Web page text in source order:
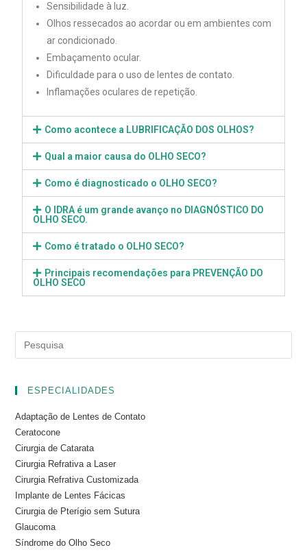
Sensibilidade à luz.
Olhos ressecados ao acordar ou em ambientes com
ar condicionado.
Embaçamento ocular.
Dificuldade para o uso de lentes de contato.
Inflamações oculares de repetição.
Como acontece a LUBRIFICAÇÃO DOS OLHOS?
Qual a maior causa do OLHO SECO?
Como é diagnosticado o OLHO SECO?
O IDRA é um grande avanço no DIAGNÓSTICO DO
OLHO SECO.
Como é tratado o OLHO SECO?
Principais recomendações para PREVENÇÃO DO
OLHO SECO
ESPECIALIDADES
Adaptação de Lentes de Contato
Ceratocone
Cirurgia de Catarata
Cirurgia Refrativa a Laser
Cirurgia Refrativa Customizada
Implante de Lentes Fácicas
Cirurgia de Pterígio sem Sutura
Glaucoma
Síndrome do Olho Seco